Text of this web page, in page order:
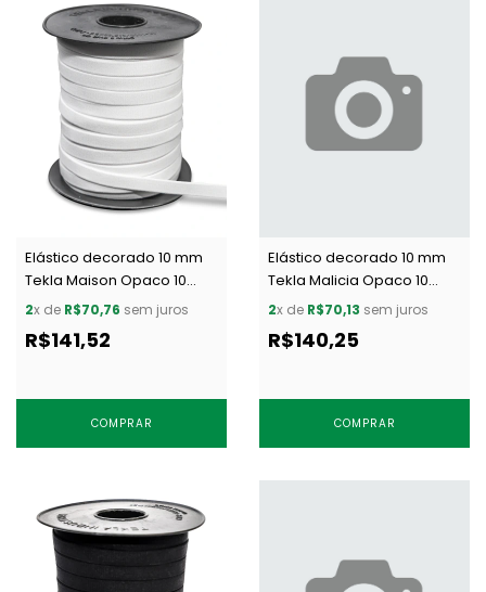
Elástico decorado 10 mm
Tekla Maison Opaco 10
branco c/ 50 m
2x de R$70,76 sem juros
R$141,52
COMPRAR
Elástico decorado 10 mm
Tekla Malicia Opaco 10
branco c/ 50 m
2x de R$70,13 sem juros
R$140,25
COMPRAR